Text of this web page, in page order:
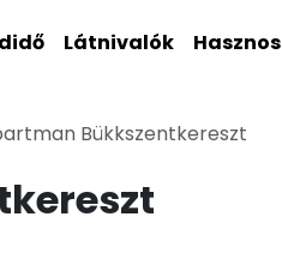
Látnivalók Hasznos
Bükkszentkereszt